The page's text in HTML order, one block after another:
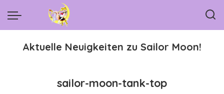
Aktuelle Neuigkeiten zu Sailor Moon!
sailor-moon-tank-top